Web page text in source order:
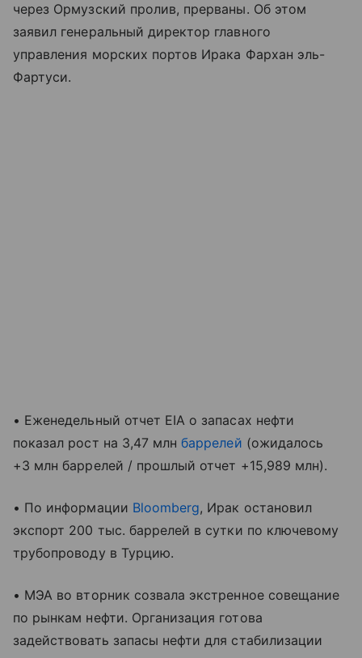
через Ормузский пролив, прерваны. Об этом
заявил генеральный директор главного
управления морских портов Ирака Фархан эль-
Фартуси.
• Еженедельный отчет EIA о запасах нефти
показал рост на 3,47 млнбаррелей (ожидалось
+3 млн баррелей / прошлый отчет +15,989 млн).
• По информации Bloomberg, Ирак остановил
экспорт 200 тыс. баррелей в сутки по ключевому
трубопроводу в Турцию.
• МЭА во вторник созвала экстренное совещание
по рынкам нефти. Организация готова
задействовать запасы нефти для стабилизации